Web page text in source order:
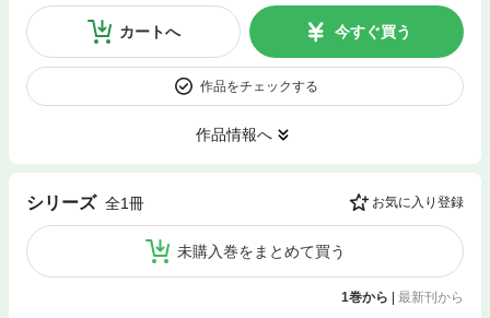
カートへ 今すぐ買う
作品をチェックする
作品情報へ
シリーズ 全1冊 お気に入り登録
未購入巻をまとめて買う
1巻から 最新刊から